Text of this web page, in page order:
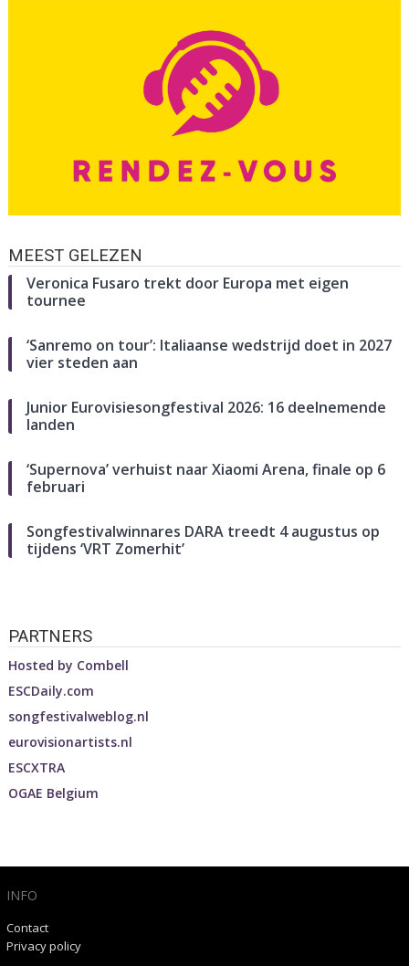
MEEST GELEZEN
Veronica Fusaro trekt door Europa met eigen
tournee
‘Sanremo on tour’: Italiaanse wedstrijd doet in 2027
vier steden aan
Junior Eurovisiesongfestival 2026: 16 deelnemende
landen
‘Supernova’ verhuist naar Xiaomi Arena, finale op 6
februari
Songfestivalwinnares DARA treedt 4 augustus op
tijdens ‘VRT Zomerhit’
PARTNERS
Hosted by Combell
ESCDaily.com
songfestivalweblog.nl
eurovisionartists.nl
ESCXTRA
OGAE Belgium
INFO
Contact
Privacy policy